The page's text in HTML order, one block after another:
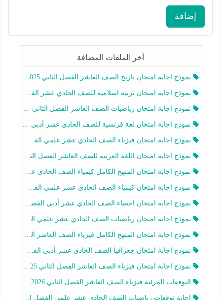
إضافة
آخر الملفات المضافة
نموذج اجابة امتحان تاريخ الصف العاشر الفصل الثاني 2025-2026
نموذج اجابة امتحان تربية اسلامية للصف الحادي عشر الفصل الثاني 2025-2026
نموذج اجابة امتحان رياضيات الصف العاشر الفصل الثاني 2025-2026
نموذج اجابة امتحان لغة فرنسية للصف الحادي عشر أدبي الفصل الثاني 2025-2026
نموذج اجابة امتحان فيزياء الصف الحادي عشر علمي الفصل الثاني 2025-2026
نموذج اجابة امتحان اللغة العربية للصف العاشر الفصل الثاني 2025-2026
نموذج اجابة امتحان المنهج الكامل كيمياء الصف الحادي عشر علمي الفصل الثاني 2025-2026
نموذج اجابة امتحان كيمياء الصف الحادي عشر علمي الفصل الثاني 2025-2026
نموذج اجابة امتحان احصاء الصف الحادي عشر أدبي الفصل الثاني 2025-2026
نموذج اجابة امتحان رياضيات الصف الحادي عشر علمي الفصل الثاني 2025-2026
نموذج اجابة امتحان المنهج الكامل فيزياء الصف العاشر الفصل الثاني 2025-2026
نموذج اجابة امتحان جغرافيا الصف الحادي عشر أدبي الفصل الثاني 2025-2026
نموذج اجابة امتحان فيزياء الصف العاشر الفصل الثاني 2025-2026
التوقعات المرئية فيزياء الصف العاشر الفصل الثاني 2026 أ هيثم الليثي
اجابة توقعات رياضيات الصف الحادي عشر علمي الفصل الثاني 2025-2026 أ عمرو فايز